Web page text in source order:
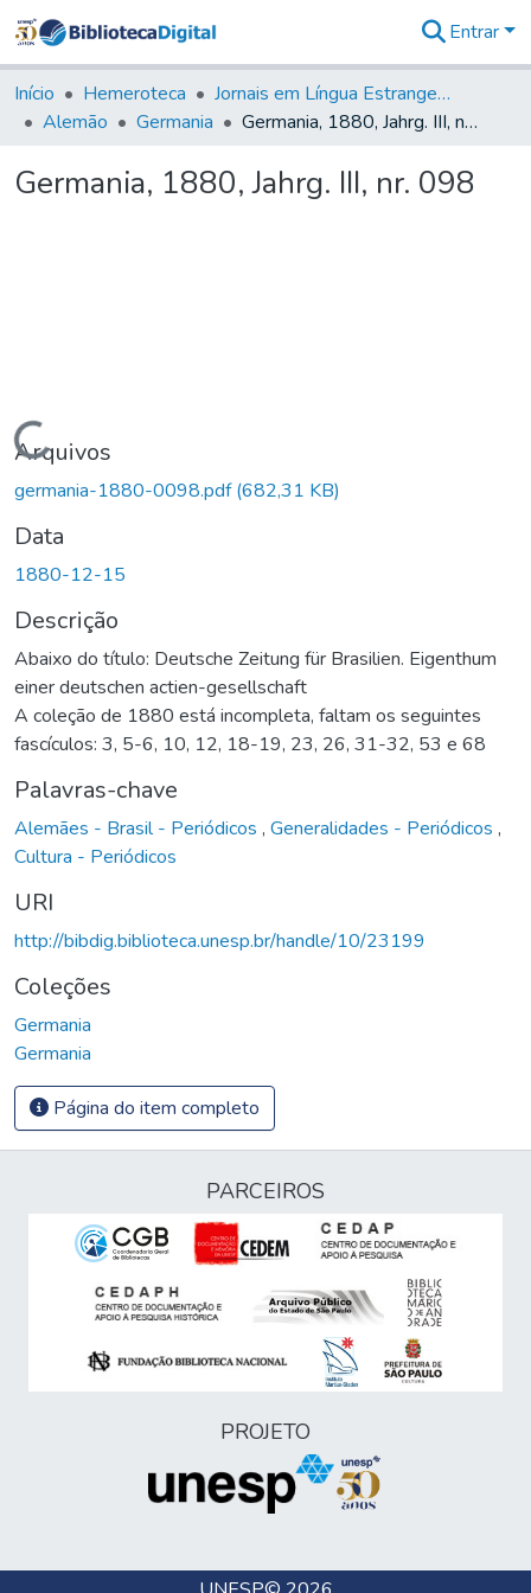
&
Coleções
Tudo na
Digital
Entrar
Início Hemeroteca
Jornais em Língua Estrangeira
Alemão
Germania Germania, 1880, Jahrg. III, nr. 098
Germania, 1880, Jahrg. III, nr. 098
Carregando...
Arquivos
germania-1880-0098.pdf(682,31 KB)
Data
1880-12-15
Descrição
Abaixo do título: Deutsche Zeitung für Brasilien. Eigenthum
einer deutschen actien-gesellschaft
A coleção de 1880 está incompleta, faltam os seguintes
fascículos: 3, 5-6, 10, 12, 18-19, 23, 26, 31-32, 53 e 68
Palavras-chave
Alemães - Brasil - Periódicos , Generalidades - Periódicos ,
Cultura - Periódicos
URI
http://bibdig.biblioteca.unesp.br/handle/10/23199
Coleções
Germania
Germania
Página do item completo
PARCEIROS
PROJETO